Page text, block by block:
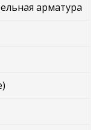
арматура